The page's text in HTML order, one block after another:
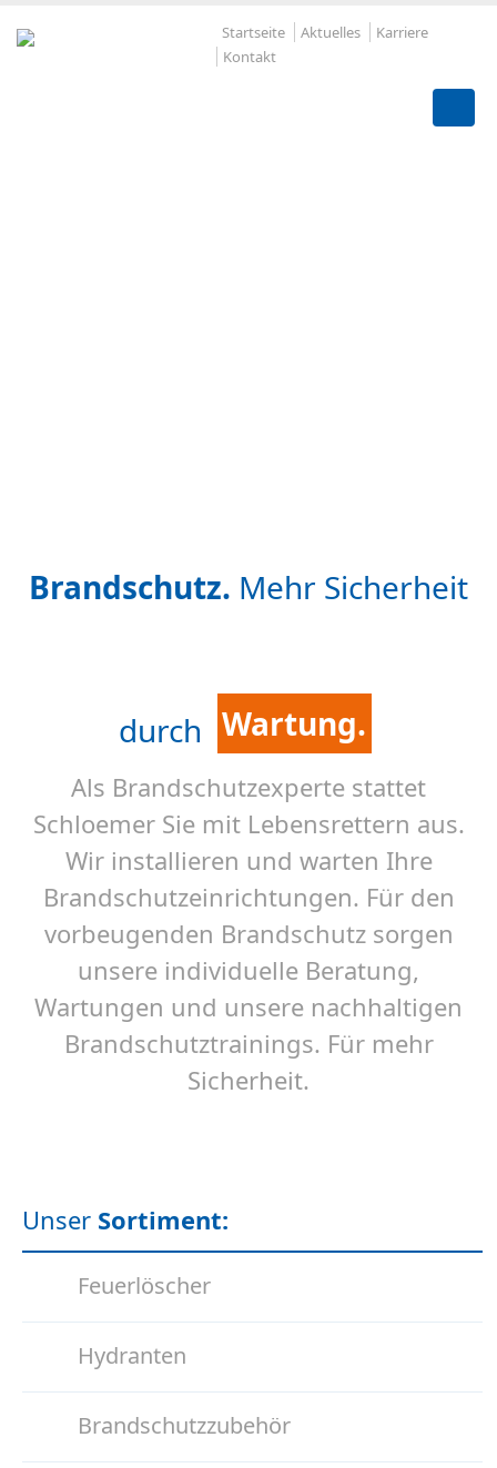
Startseite Aktuelles
Karriere
Kontakt
Brandschutz. Mehr Sicherheit
durch
Schulung.
Beratung.
Als Brandschutzexperte stattet
Schloemer Sie mit Lebensrettern aus.
Wir installieren und warten Ihre
Brandschutzeinrichtungen. Für den
vorbeugenden Brandschutz sorgen
unsere individuelle Beratung,
Wartungen und unsere nachhaltigen
Brandschutztrainings. Für mehr
Sicherheit.
Unser Sortiment:
Feuerlöscher
Hydranten
Brandschutzzubehör